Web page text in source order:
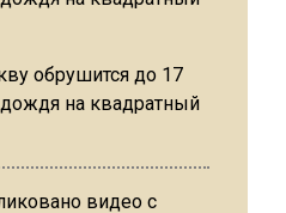
обрушится до 17
на квадратный